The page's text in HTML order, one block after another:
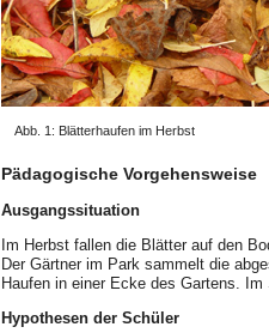
Abb. 1: Blätterhaufen im Herbst
Pädagogische Vorgehensweise
Ausgangssituation
Im Herbst fallen die Blätter auf den
Der Gärtner im Park sammelt die
Haufen in einer Ecke des Gartens.
Hypothesen der Schüler